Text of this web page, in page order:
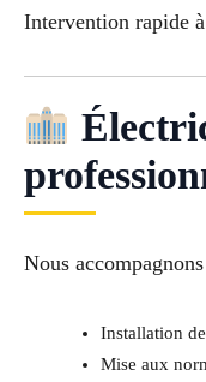
Intervention rapide à
Nous
Installation
Mise aux